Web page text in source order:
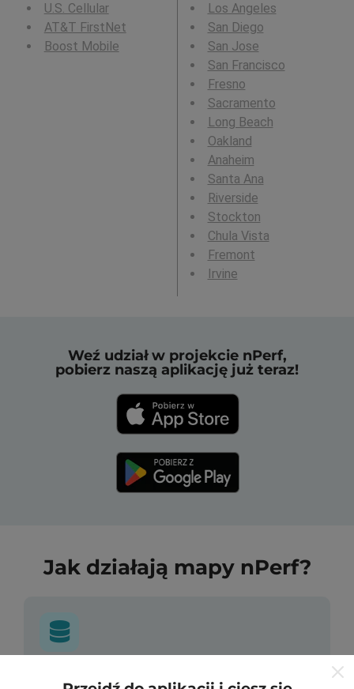
U.S. Cellular
AT&T FirstNet
Boost Mobile
Los Angeles
San Diego
San Jose
San Francisco
Fresno
Sacramento
Long Beach
Oakland
Anaheim
Santa Ana
Riverside
Stockton
Chula Vista
Fremont
Irvine
Weź udział w projekcie nPerf,
pobierz naszą aplikację już teraz!
Jak działają mapy nPerf?
Skąd pochodzą dane?